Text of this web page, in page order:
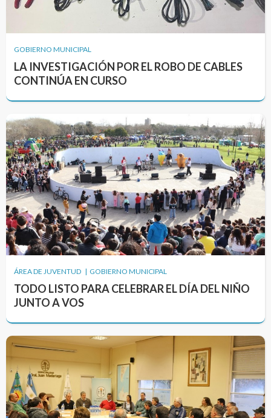
GOBIERNO MUNICIPAL
LA INVESTIGACIÓN POR EL ROBO DE CABLES
CONTINÚA EN CURSO
ÁREA DE JUVENTUD | GOBIERNO MUNICIPAL
TODO LISTO PARA CELEBRAR EL DÍA DEL NIÑO
JUNTO A VOS